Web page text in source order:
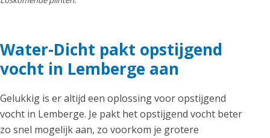
Water-Dicht pakt opstijgend
vocht in Lemberge aan
Gelukkig is er altijd een oplossing voor opstijgend
vocht in Lemberge. Je pakt het opstijgend vocht beter
zo snel mogelijk aan, zo voorkom je grotere